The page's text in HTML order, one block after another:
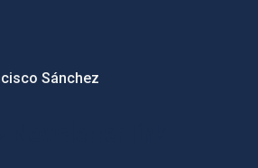
Sánchez